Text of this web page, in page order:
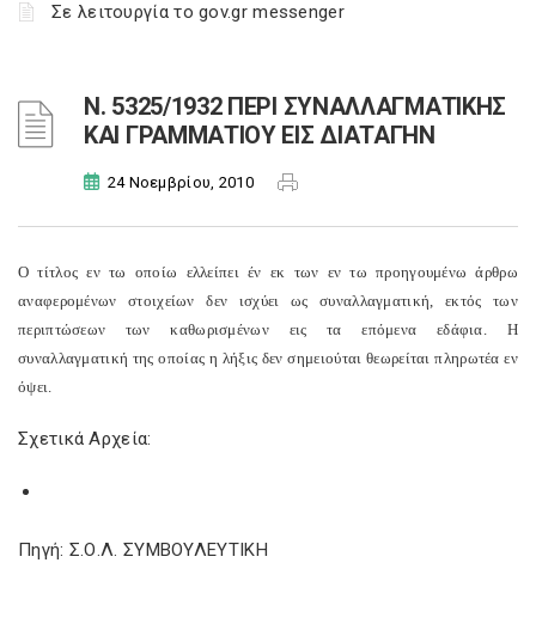
Σε λειτουργία το gov.gr messenger
Ν. 5325/1932 ΠΕΡΙ ΣΥΝΑΛΛΑΓΜΑΤΙΚΗΣ
ΚΑΙ ΓΡΑΜΜΑΤΙΟΥ ΕΙΣ ΔΙΑΤΑΓΗΝ
24 Νοεμβρίου, 2010
Ο τίτλος εν τω οποίω ελλείπει έν εκ των εν τω προηγουμένω άρθρω
αναφερομένων στοιχείων δεν ισχύει ως συναλλαγματική, εκτός των
περιπτώσεων των καθωρισμένων εις τα επόμενα εδάφια. Η
συναλλαγματική της οποίας η λήξις δεν σημειούται θεωρείται πληρωτέα εν
όψει.
Σχετικά Αρχεία:
Πηγή: Σ.Ο.Λ. ΣΥΜΒΟΥΛΕΥΤΙΚΗ